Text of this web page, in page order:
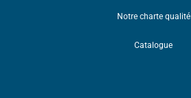
Notre charte qualité
Catalogue